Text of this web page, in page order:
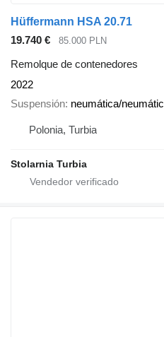
Hüffermann HSA 20.71
19.740 €
85.000 PLN
Remolque de contenedores
2022
Suspensión neumática/
Polonia, Turbia
Stolarnia Turbia